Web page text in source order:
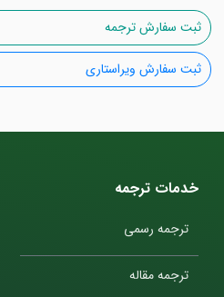
ثبت سفارش ترجمه
ثبت سفارش ویراستاری
خدمات ترجمه
ترجمه رسمی
ترجمه مقاله